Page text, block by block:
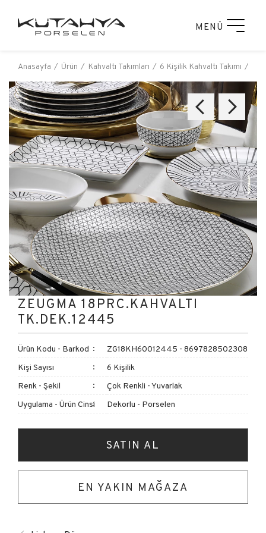
MENÜ
Anasayfa Ürün Kahvaltı Takımları 6 Kişilik Kahvaltı Takımı
ZEUGMA 18PRC.KAHVALTI
TK.DEK.12445
Ürün Kodu - Barkod
ZG18KH60012445 - 8697828502308
Kişi Sayısı
6 Kişilik
Renk - Şekil
Çok Renkli - Yuvarlak
Uygulama - Ürün Cinsi
Dekorlu - Porselen
SATIN AL
EN YAKIN MAĞAZA